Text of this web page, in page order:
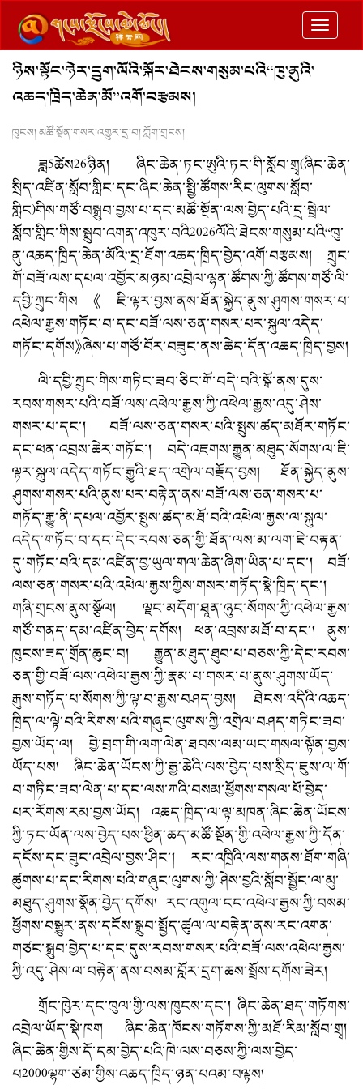
切
换
ཉིས་སྟོང་ཉེར་དྲུག་ལོའི་སྐོར་ཐེངས་གསུམ་པའི“ཁུ་ནུའི་
འཆད་ཁྲིད་ཆེན་མོ”འགོ་བརྩམས།
ཁུངས། མཚོ་སྔོན་གསར་འགྱུར་དྲ་བ། ཀློག་གྲངས།
ཟླ5ཚེས26ཉིན། ཞིང་ཆེན་ཏང་ཨུའི་ཏང་གི་སློབ་གྲྭ(ཞིང་ཆེན་
སྲིད་འཛིན་སློབ་གླིང་དང་ཞིང་ཆེན་སྤྱི་ཚོགས་རིང་ལུགས་སློབ་
གླིང)གིས་གཙོ་བསྒྲུབ་བྱས་པ་དང་མཚོ་སྔོན་ལས་བྱེད་པའི་དྲ་སྦྲེལ་
སློབ་གླིང་གིས་སྒྲུབ་འགན་འཁུར་བའི2026ལོའི་ཐེངས་གསུམ་པའི“ཁུ་
ནུ་འཆད་ཁྲིད་ཆེན་མོའི”དྲ་ཐོག་འཆད་ཁྲིད་བྱེད་འགོ་བརྩམས། ཀྲུང་
གོ་བཟོ་ལས་དཔལ་འབྱོར་མཉམ་འབྲེལ་ལྷན་ཚོགས་ཀྱི་ཚོགས་གཙོ་ལི་
དབྱི་ཀྲུང་གིས《ཇི་ལྟར་བྱས་ནས་ཐོན་སྐྱེད་ནུས་ཤུགས་གསར་པ་
འཕེལ་རྒྱས་གཏོང་བ་དང་བཟོ་ལས་ཅན་གསར་པར་སྐུལ་འདེད་
གཏོང་དགོས》ཞེས་པ་གཙོོ་བོར་བཟུང་ནས་ཆེད་དོན་འཆད་ཁྲིད་བྱས།
ལི་དབྱི་ཀྲུང་གིས་གཏིང་ཟབ་ཅིང་གོ་བདེ་བའི་སྒོ་ནས་དུས་
རབས་གསར་པའི་བཟོ་ལས་འཕེལ་རྒྱས་ཀྱི་འཕེལ་རྒྱས་འདུ་ཤེས་
གསར་པ་དང་། བཟོ་ལས་ཅན་གསར་པའི་སྤུས་ཚད་མཐོར་གཏོང་
དང་ཕན་འབྲས་ཆེར་གཏོང་། བདེ་འཇགས་རྒྱུན་མཐུད་སོགས་ལ་ཇི་
ལྟར་སྐུལ་འདེད་གཏོང་རྒྱུའི་ཐད་འགྲེལ་བརྗོད་བྱས། ཐོན་སྐྱེད་ནུས་
ཤུགས་གསར་པའི་ནུས་པར་བརྟེན་ནས་བཟོ་ལས་ཅན་གསར་པ་
གཏོད་རྒྱུ་ནི་དཔལ་འབྱོར་སྤུས་ཚད་མཐོ་བའི་འཕེལ་རྒྱས་ལ་སྐུལ་
འདེད་གཏོང་བ་དང་དེང་རབས་ཅན་གྱི་ཐོན་ལས་མ་ལག་ཇེ་བརྟན་
དུ་གཏོང་བའི་དམ་འཛིན་བྱ་ཡུལ་གལ་ཆེན་ཞིག་ཡིན་པ་དང་། བཟོ་
ལས་ཅན་གསར་པའི་འཕེལ་རྒྱས་ཀྱིས་གསར་གཏོད་སྣེ་ཁྲིད་དང་།
གཞི་གྲངས་ནུས་སྩོལ། ལྗང་མདོག་ཐཱན་ཉུང་སོགས་ཀྱི་འཕེལ་རྒྱས་
གཙོ་གནད་དམ་འཛིན་བྱེད་དགོས། ཕན་འབྲས་མཐོ་བ་དང་། ནུས་
ཁུངས་ཟད་གྲོན་ཆུང་བ། རྒྱུན་མཐུད་ཐུབ་པ་བཅས་ཀྱི་དེང་རབས་
ཅན་གྱི་བཟོ་ལས་འཕེལ་རྒྱས་ཀྱི་རྣམ་པ་གསར་པ་ནུས་ཤུགས་ཡོད་
རྒུས་གཏོད་པ་སོགས་ཀྱི་ལྟ་བ་རྒྱས་བཤད་བྱས། ཐེངས་འདིའི་འཆད་
ཁྲིད་ལ་ལྟེ་བའི་རིགས་པའི་གཞུང་ལུགས་ཀྱི་འགྲེལ་བཤད་གཏིང་ཟབ་
བྱས་ཡོད་ལ། བྱེ་བྲག་གི་ལག་ལེན་ཐབས་ལམ་ཡང་གསལ་སྟོན་བྱས་
ཡོད་པས། ཞིང་ཆེན་ཡོངས་ཀྱི་རྒྱ་ཆེའི་ལས་བྱེད་པས་སྲིད་ཇུས་ལ་གོ་
བ་གཏིང་ཟབ་ལེན་པ་དང་ལས་ཀའི་བསམ་ཕྱོགས་གསལ་པོ་བྱེད་
པར་རོགས་རམ་བྱས་ཡོད། འཆད་ཁྲིད་ལ་ལྟ་མཁན་ཞིང་ཆེན་ཡོངས་
ཀྱི་ཏང་ཡོན་ལས་བྱེད་པས་ཕྱིན་ཆད་མཚོ་སྔོན་གྱི་འཕེལ་རྒྱས་ཀྱི་དོན་
དངོས་དང་ཟུང་འབྲེལ་བྱས་ཤིང་། རང་འཁྲིའི་ལས་གནས་ཐོག་གཞི་
ཚུགས་པ་དང་རིགས་པའི་གཞུང་ལུགས་ཀྱི་ཤེས་བྱའི་སློབ་སྦྱོང་ལ་མུ་
མཐུད་ཤུགས་སྣོན་བྱེད་དགོས། རང་འགུལ་ངང་འཕེལ་རྒྱས་ཀྱི་བསམ་
ཕྱོགས་བསྒྱུར་ནས་དངོས་སྒྲུབ་སྤྱོད་ཚུལ་ལ་བརྟེན་ནས་རང་འགན་
གཙང་སྒྲུབ་བྱེད་པ་དང་དུས་རབས་གསར་པའི་བཟོ་ལས་འཕེལ་རྒྱས་
ཀྱི་འདུ་ཤེས་ལ་བརྟེན་ནས་བསམ་བློར་དྲག་ཆས་སྤྲོས་དགོས་ཟེར།
གྲོང་ཁྱེར་དང་ཁུལ་གྱི་ལས་ཁུངས་དང་། ཞིང་ཆེན་ཐད་གཏོགས་
འབྲེལ་ཡོད་སྡེ་ཁག ཞིང་ཆེན་ཁོངས་གཏོགས་ཀྱི་མཐོ་རིམ་སློབ་གྲྭ།
ཞིང་ཆེན་གྱིས་དོ་དམ་བྱེད་པའི་ཁེ་ལས་བཅས་ཀྱི་ལས་བྱེད་
པ2000ལྷག་ཙམ་གྱིས་འཆད་ཁྲིད་ཉན་པའམ་བལྟས།